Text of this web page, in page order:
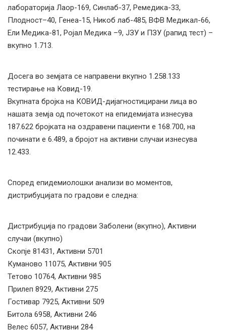
лабораторија Лаор-169, Синлаб-37, Ремедика-33,
Плодност–40, Генеа-15, Никоб лаб-485, ВФВ Медикал-66,
Ели Медика-81, Ројал Медика –9, ЈЗУ и ПЗУ (рапид тест) –
вкупно 1.713.
Досега во земјата се направени вкупно 1.258.133
тестирање на Ковид-19.
Вкупната бројка на КОВИД-дијагностицирани лица во
нашата земја од почетокот на епидемијата изнесува
187.622 бројката на оздравени пациенти е 168.700, на
починати е 6.489, а бројот на активни случаи изнесува
12.433.
Според епидемиолошки анализи во моментов,
дистрибуцијата по градови е следна:
Дистрибуција по градови Заболени (вкупно), Активни
случаи (вкупно)
Скопје 81431, Активни 5701
Куманово 11075, Активни 905
Тетово 10764, Активни 985
Прилеп 8929, Активни 275
Гостивар 7925, Активни 509
Битола 6958, Активни 246
Велес 6057, Активни 284